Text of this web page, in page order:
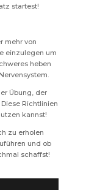
startest!
mehr von
einzulegen um
heben
Übung, der
Richtlinien
kannst!
zu erholen
und ob
schaffst!